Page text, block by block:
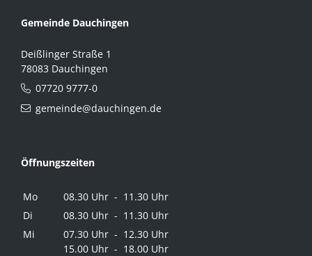
Gemeinde Dauchingen
Deißlinger Straße 1
78083 Dauchingen
07720 9777-0
gemeinde@dauchingen.de
Öffnungszeiten
Mo
08.30 Uhr - 11.30 Uhr
Di
08.30 Uhr - 11.30 Uhr
Mi
07.30 Uhr - 12.30 Uhr
15.00 Uhr - 18.00 Uhr